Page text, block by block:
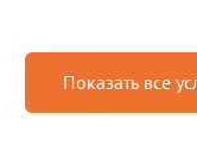
Показать все